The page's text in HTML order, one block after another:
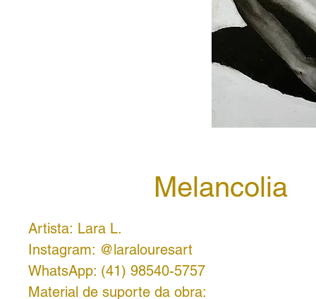
Melancolia
Artista: Lara L.
Instagram: @laralouresart
WhatsApp: (41) 98540-5757
Material de suporte da obra: